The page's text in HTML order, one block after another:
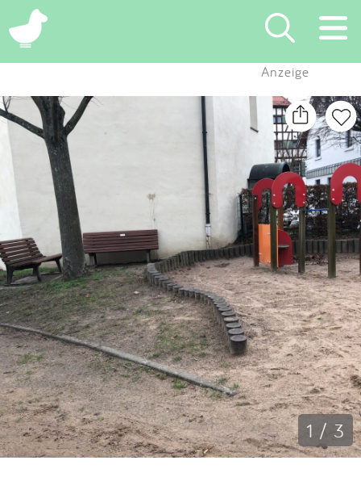
×
Suchen
Eintragen
Blog
Partner
Kontakt
Impressum
Anmelden
Anzeige
1 / 3